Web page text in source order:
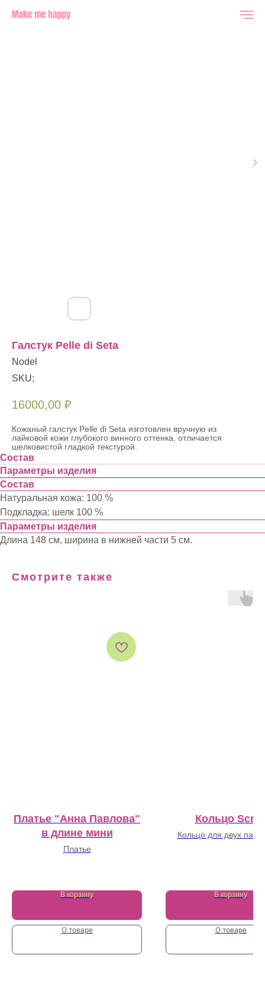
Галстук Pelle di Seta
Nodel
SKU:
16000,00 ₽
Кожаный галстук Pelle di Seta изготовлен вручную из
лайковой кожи глубокого винного оттенка, отличается
шелковистой гладкой текстурой.
Состав
Параметры изделия
Состав
Натуральная кожа: 100 %
Подкладка: шелк 100 %
Параметры изделия
Длина 148 см, ширина в нижней части 5 см.
Смотрите также
Платье "Анна Павлова"
в длине мини
Платье
В корзину
О товаре
Кольцо
Кольцо для двух
В корзину
О товаре